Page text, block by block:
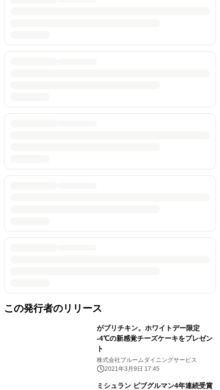
この発行者のリリース
がブリチキン。ホワイトデー限定
-4℃の新感覚チーズケーキをプレゼン
ト
株式会社ブルームダイニングサービス
2021年3月9日 17:45
ミシュラン ビブグルマン4年連続受賞